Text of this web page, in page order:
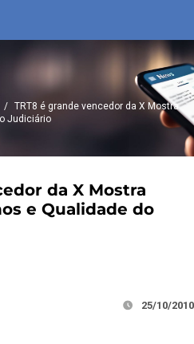
/ TRT8 é grande vencedor da X Mostra
Judiciário
da X Mostra
e Qualidade do
25/10/2010